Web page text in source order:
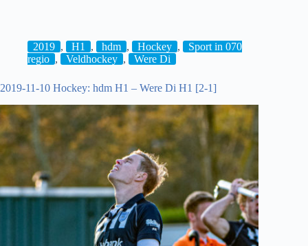
Pinoké
[1-
5]
2019 , H1 , hdm , Hockey ,
Sport in 070
regio , Veldhockey , Were Di
2019-11-10 Hockey: hdm H1 – Were Di H1 [2-1]